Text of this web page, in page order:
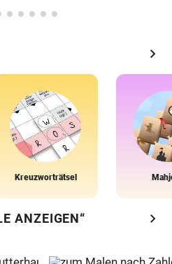
chevron_right
Kreuzworträtsel
ANZEIGEN“ chevron_right